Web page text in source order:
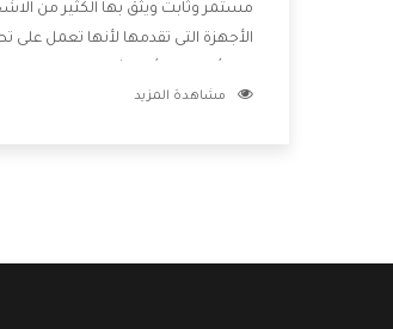
مستمر وثابت ويثق بها الكثير من
الأجهزة التى تقدمها لأنها تعمل على
خدمات ما بعد البيع مع المنتجات
مشاهدة المزيد